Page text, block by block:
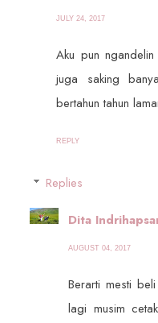
JULY 24, 2017
Aku pun
juga saking
bertahun tahun
REPLY
Replies
Dita
AUGUST 04, 2017
Berarti mesti
lagi musim